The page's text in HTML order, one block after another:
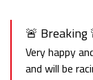
🚨 Breaking
Very happy
and will be